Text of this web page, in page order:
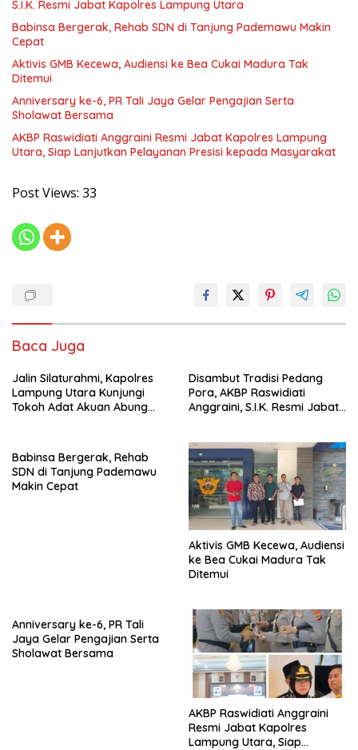
S.I.K. Resmi Jabat Kapolres Lampung Utara
Babinsa Bergerak, Rehab SDN di Tanjung Pademawu Makin
Cepat
Aktivis GMB Kecewa, Audiensi ke Bea Cukai Madura Tak
Ditemui
Anniversary ke-6, PR Tali Jaya Gelar Pengajian Serta
Sholawat Bersama
AKBP Raswidiati Anggraini Resmi Jabat Kapolres Lampung
Utara, Siap Lanjutkan Pelayanan Presisi kepada Masyarakat
Post Views: 33
Baca Juga
Jalin Silaturahmi, Kapolres
Lampung Utara Kunjungi
Tokoh Adat Akuan Abung
Disambut Tradisi Pedang
Pora, AKBP Raswidiati
Anggraini, S.I.K. Resmi Jabat
Babinsa Bergerak, Rehab
SDN di Tanjung Pademawu
Makin Cepat
Aktivis GMB Kecewa, Audiensi
ke Bea Cukai Madura Tak
Ditemui
Anniversary ke-6, PR Tali
Jaya Gelar Pengajian Serta
Sholawat Bersama
AKBP Raswidiati Anggraini
Resmi Jabat Kapolres
Lampung Utara, Siap